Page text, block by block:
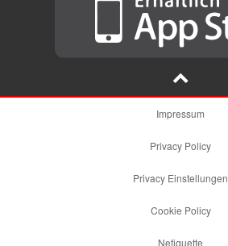
Impressum
Privacy Policy
Privacy Einstellungen
Cookie Policy
Netiquette